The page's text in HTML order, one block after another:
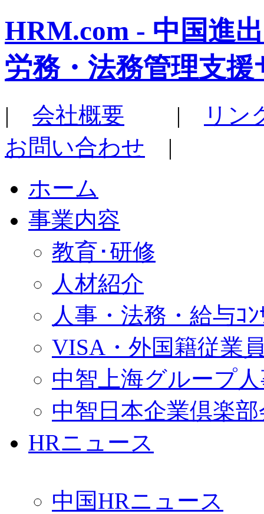
HRM.com - 中国進
労務・法務管理支援
| 会社概要 |
リン
お問い合わせ |
ホーム
事業内容
教育･研修
人材紹介
人事・法務・給与ｺﾝ
VISA・外国籍従業
中智上海グループ
中智日本企業倶楽
HRニュース
中国HRニュース